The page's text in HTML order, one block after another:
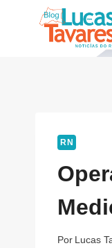
RN
Por Lucas